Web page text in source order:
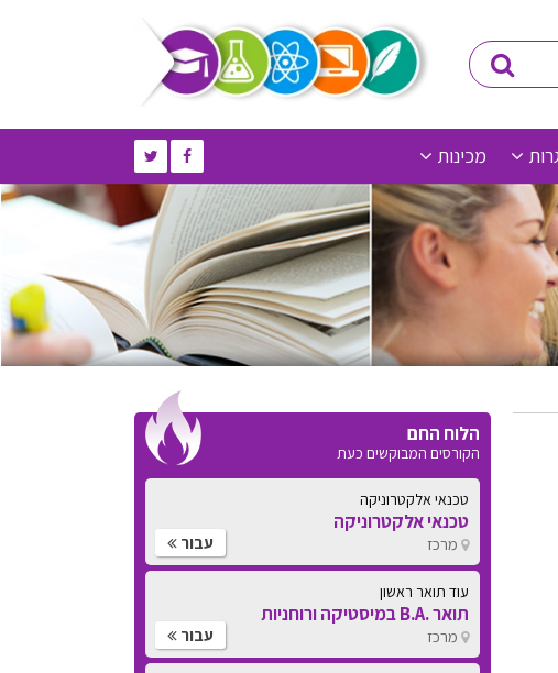
מכינות
הלוח החם
הקורסים המבוקשים כעת
טכנאי אלקטרוניקה
טכנאי אלקטרוניקה
מרכז עבור
עוד תואר ראשון
תואר .B.A במיסטיקה ורוחניות
מרכז עבור